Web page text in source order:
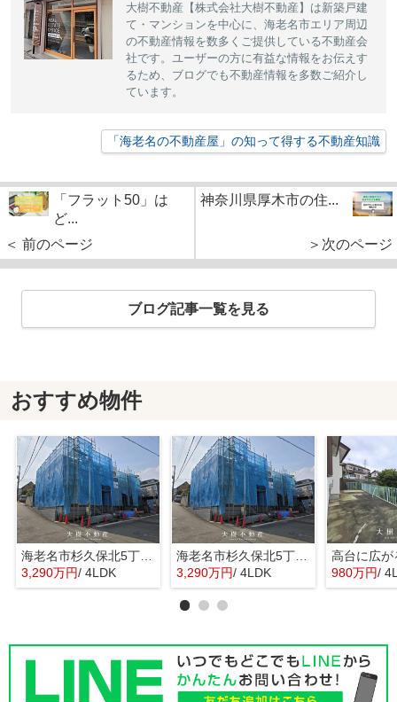
大樹不動産【株式会社大樹不動産】は新築戸建
て・マンションを中心に、海老名市エリア周辺
の不動産情報を数多くご提供している不動産会
社です。ユーザーの方に有益な情報をお伝えす
るため、ブログでも不動産情報を多数ご紹介し
ています。
「海老名の不動産屋」の知って得する不動産知識
「フラット50」は
ど...
＜ 前のページ
神奈川県厚木市の住...
＞次のページ
ブログ記事一覧を見る
おすすめ物件
海老名市杉久保北5丁目 新築戸建て 全3棟
3,290万円/ 4LDK
海老名市杉久保北5丁目 新築戸建て 全3棟
3,290万円/ 4LDK 980万円/